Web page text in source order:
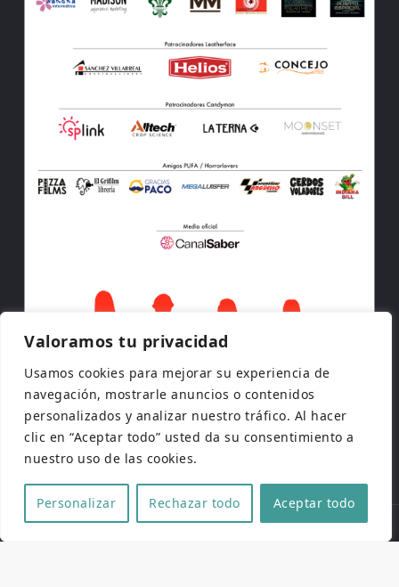
Valoramos tu privacidad
Usamos cookies para mejorar su experiencia de
navegación, mostrarle anuncios o contenidos
personalizados y analizar nuestro tráfico. Al hacer
clic en “Aceptar todo” usted da su consentimiento a
nuestro uso de las cookies.
Personalizar Rechazar todo Aceptar todo